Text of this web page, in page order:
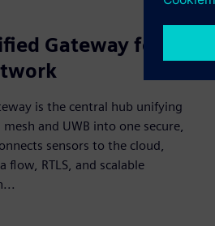
Gateway for a
is the central hub unifying
mesh and UWB into one secure,
sensors to the cloud,
flow, RTLS, and scalable